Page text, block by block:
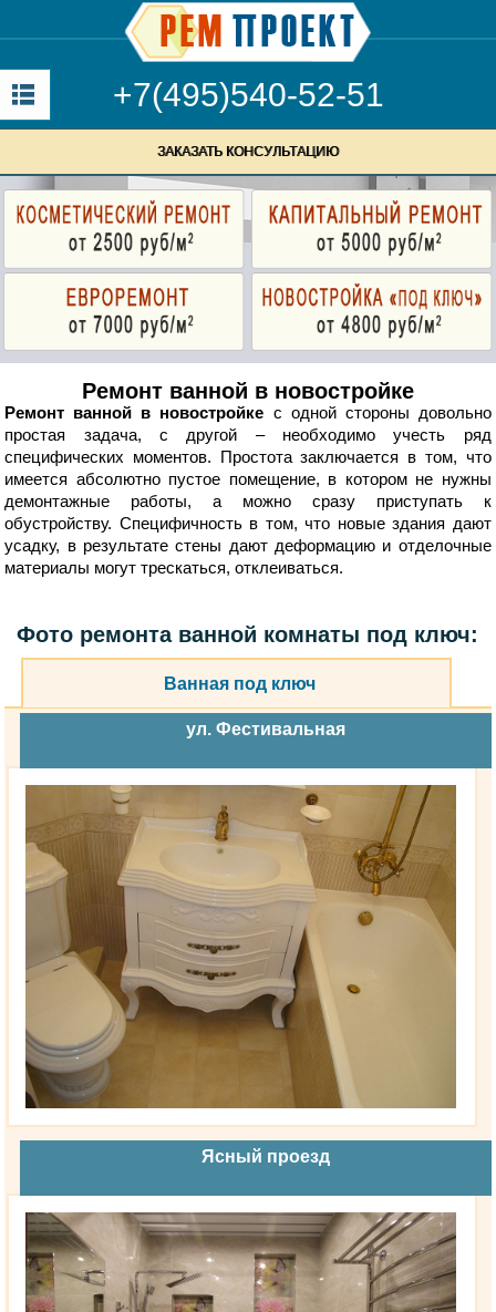
+7(495)540-52-51
ЗАКАЗАТЬ КОНСУЛЬТАЦИЮ
Ремонт ванной в новостройке
Ремонт ванной в новостройке с одной стороны довольно
простая задача, с другой – необходимо учесть ряд
специфических моментов. Простота заключается в том, что
имеется абсолютно пустое помещение, в котором не нужны
демонтажные работы, а можно сразу приступать к
обустройству. Специфичность в том, что новые здания дают
усадку, в результате стены дают деформацию и отделочные
материалы могут трескаться, отклеиваться.
Фото ремонта ванной комнаты под ключ:
Ванная под ключ
ул. Фестивальная
Ясный проезд